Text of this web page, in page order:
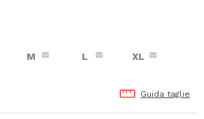
M L XL
Guida taglie